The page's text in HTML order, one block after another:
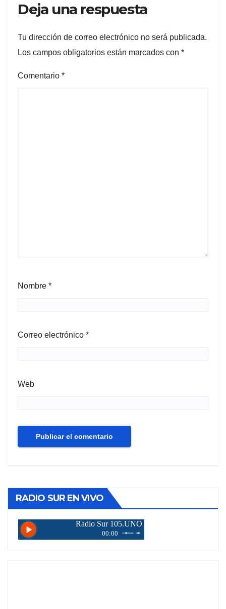
Deja una respuesta
Tu dirección de correo electrónico no será publicada.
Los campos obligatorios están marcados con *
Comentario *
Nombre *
Correo electrónico *
Web
RADIO SUR EN VIVO